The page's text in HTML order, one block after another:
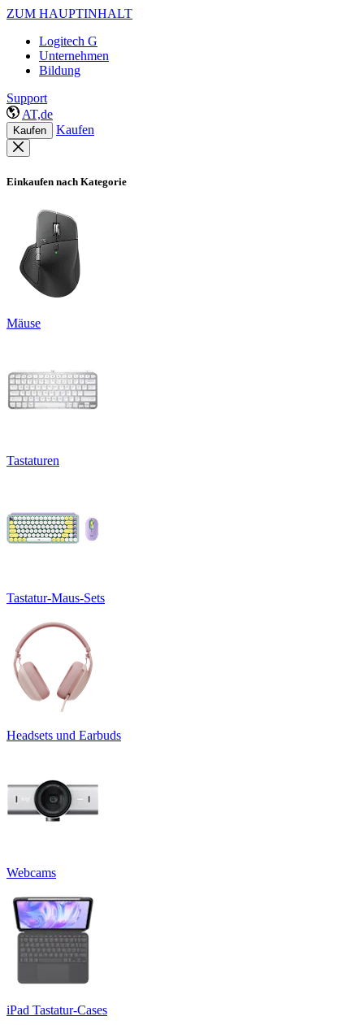
ZUM HAUPTINHALT
Logitech G
Unternehmen
Bildung
Support
AT,de
Kaufen Kaufen
Einkaufen nach Kategorie
Mäuse
Tastaturen
Tastatur-Maus-Sets
Headsets und Earbuds
Webcams
iPad Tastatur-Cases